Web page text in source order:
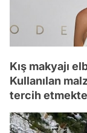
Kış makyajı
Kullanılan
tercih